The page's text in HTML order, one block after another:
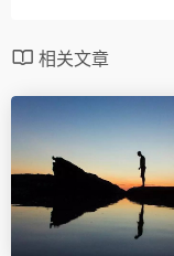
相关文章